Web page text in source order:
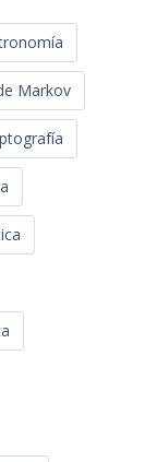
Markov